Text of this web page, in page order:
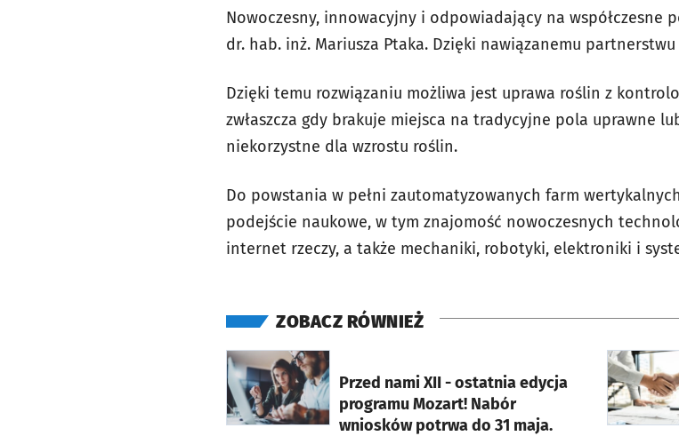
Nowoczesny, innowacyjny i odpowiadający na współczesne
dr. hab. inż. Mariusza Ptaka. Dzięki nawiązanemu
Dzięki temu rozwiązaniu możliwa jest uprawa roślin z
zwłaszcza gdy brakuje miejsca na tradycyjne pola uprawne
niekorzystne dla wzrostu roślin.
Do powstania w pełni zautomatyzowanych farm
podejście naukowe, w tym znajomość nowoczesnych
internet rzeczy, a także mechaniki, robotyki, elektroniki i
ZOBACZ RÓWNIEŻ
Przed nami XII - ostatnia edycja
programu Mozart! Nabór
wniosków potrwa do 31 maja.
otworzy się w nowej karcie
otworzy